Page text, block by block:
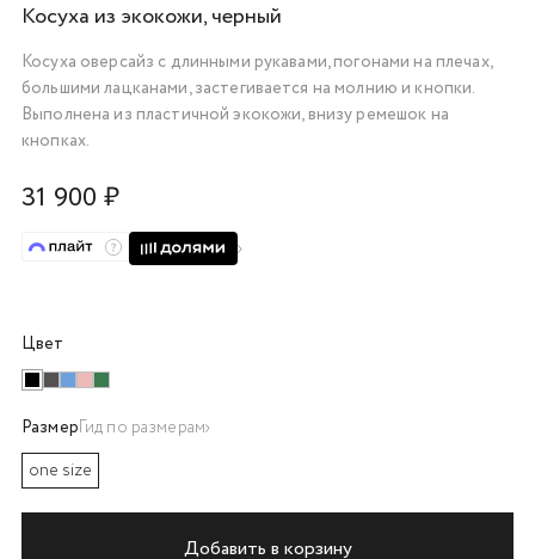
Косуха из экокожи, черный
Косуха оверсайз с длинными рукавами, погонами на плечах,
большими лацканами, застегивается на молнию и кнопки.
Выполнена из пластичной экокожи, внизу ремешок на
кнопках.
31 900 ₽
Цвет
РазмерГид по размерам
one size
Добавить в корзину
Подробнее
об оплате Плайтом
Остались вопросы?
8 800 302-02-51